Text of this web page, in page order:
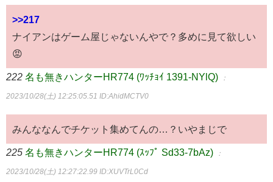
>>217
ナイアンはゲーム屋じゃないんやで？多めに見て欲しい
😡
222 名も無きハンターHR774 (ﾜｯﾁｮｲ 1391-NYlQ) ：
2023/10/28(土) 12:25:05.51 ID:AhidMCTV0
みんななんでチケット集めてんの…？いやまじで
225 名も無きハンターHR774 (ｽｯﾌﾟ Sd33-7bAz) ：
2023/10/28(土) 12:27:22.99 ID:XUVTrL0Cd